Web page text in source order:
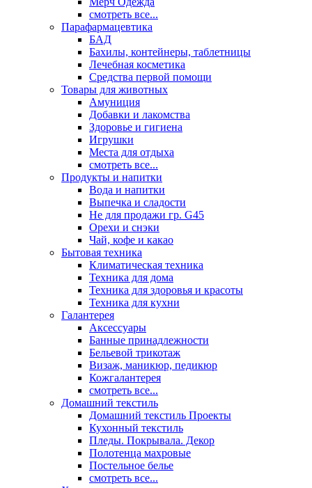
смотреть все...
Парафармацевтика
БАД
Бахилы, контейнеры, таблетницы
Лечебная косметика
Средства первой помощи
Товары для животных
Амуниция
Добавки и лакомства
Здоровье и гигиена
Игрушки
Места для отдыха
смотреть все...
Продукты и напитки
Вода и напитки
Выпечка и сладости
Не для продажи гр. G45
Орехи и снэки
Чай, кофе и какао
Бытовая техника
Климатическая техника
Техника для дома
Техника для здоровья и красоты
Техника для кухни
Галантерея
Аксессуары
Банные принадлежности
Бельевой трикотаж
Визаж, маникюр, педикюр
Кожгалантерея
смотреть все...
Домашний текстиль
Домашний текстиль Проекты
Кухонный текстиль
Пледы. Покрывала. Декор
Полотенца махровые
Постельное белье
смотреть все...